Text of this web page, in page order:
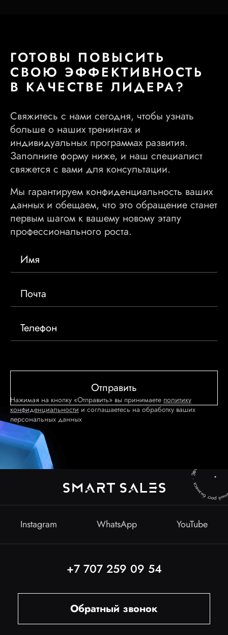
ГОТОВЫ ПОВЫСИТЬ
СВОЮ ЭФФЕКТИВНОСТЬ
В КАЧЕСТВЕ ЛИДЕРА?
Свяжитесь с нами сегодня, чтобы узнать
больше о наших тренингах и
индивидуальных программах развития.
Заполните форму ниже, и наш специалист
свяжется с вами для консультации.
Мы гарантируем конфиденциальность ваших
данных и обещаем, что это обращение станет
первым шагом к вашему новому этапу
профессионального роста.
Нажимая на кнопку «Отправить» вы принимаете политику
конфиденциальности и соглашаетесь на обработку ваших
персональных данных
Instagram WhatsApp YouTube
+7 707 259 09 54
Обратный звонок